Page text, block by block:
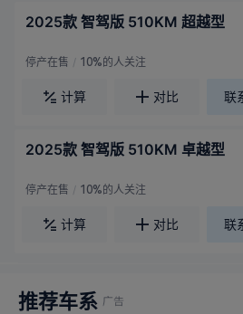
2025款 智驾版 510KM 超越型
停产在售 / 10%的人关注
计算 对比 联
2025款 智驾版 510KM 卓越型
停产在售 / 10%的人关注
计算 对比 联
推荐车系